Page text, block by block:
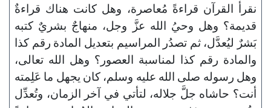
نقرأ القرآن قراءةً مُعاصرة، وهل كانت هناك قراءةٌ
قديمة؟ وهل وحيُ الله عزَّ وجل، منهاجٌ بشريٌ كتبه
بَشرٌ ليُعدَّل، ثم تصدُر المراسيم بتعديل المادة رقم كذا
والمادة رقم كذا لمناسبة العصور؟ وهل الله تعالى،
وهل رسوله صلى الله عليه وسلم، كان يجهل ما عَلِمته
أنت؟ حاشاه جلَّ جلاله، لتأتي في آخر الزمان، وتُعدِّل